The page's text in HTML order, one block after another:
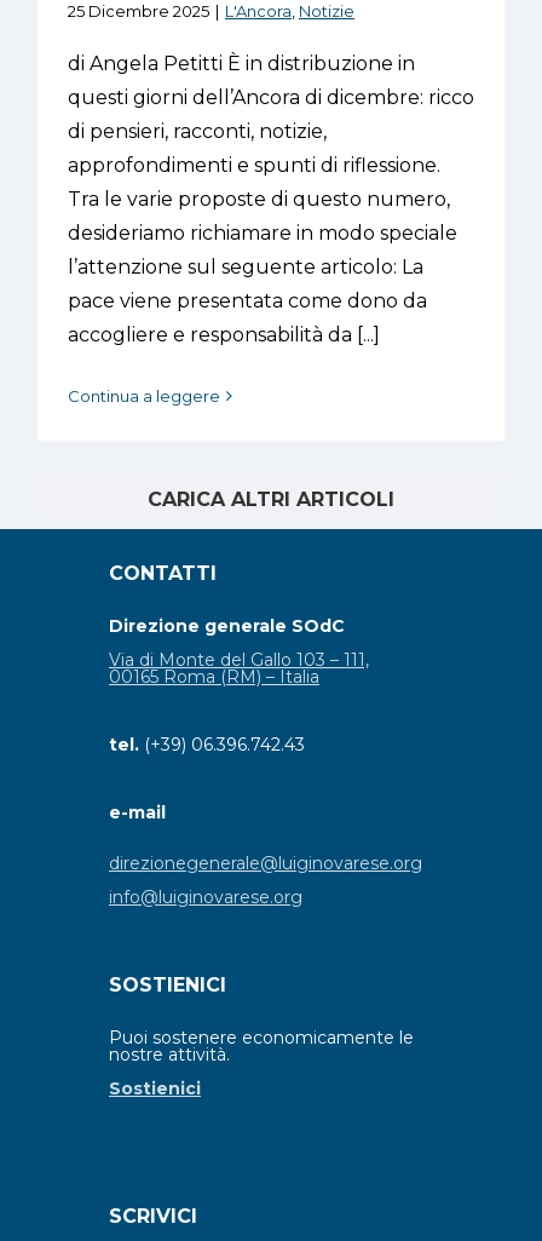
25 Dicembre 2025 | L'Ancora, Notizie
di Angela Petitti È in distribuzione in
questi giorni dell’Ancora di dicembre: ricco
di pensieri, racconti, notizie,
approfondimenti e spunti di riflessione.
Tra le varie proposte di questo numero,
desideriamo richiamare in modo speciale
l’attenzione sul seguente articolo: La
pace viene presentata come dono da
accogliere e responsabilità da [...]
Continua a leggere
CARICA ALTRI ARTICOLI
CONTATTI
Direzione generale SOdC
Via di Monte del Gallo 103 – 111,
00165 Roma (RM) – Italia
tel. (+39) 06.396.742.43
e-mail
direzionegenerale@luiginovarese.org
info@luiginovarese.org
SOSTIENICI
Puoi sostenere economicamente le
nostre attività.
Sostienici
SCRIVICI